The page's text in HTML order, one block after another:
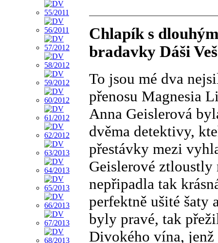
Chlapík s
bradavky Dáši
To jsou mé dva
přenosu Magnesia
Anna Geislerová
dvěma detektivy,
přestávky mezi
Geislerové ztloustly
nepřipadla tak
perfektně ušité šaty
byly pravé, tak
Divokého vína,